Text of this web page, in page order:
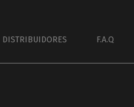
DISTRIBUIDORES F.A.Q